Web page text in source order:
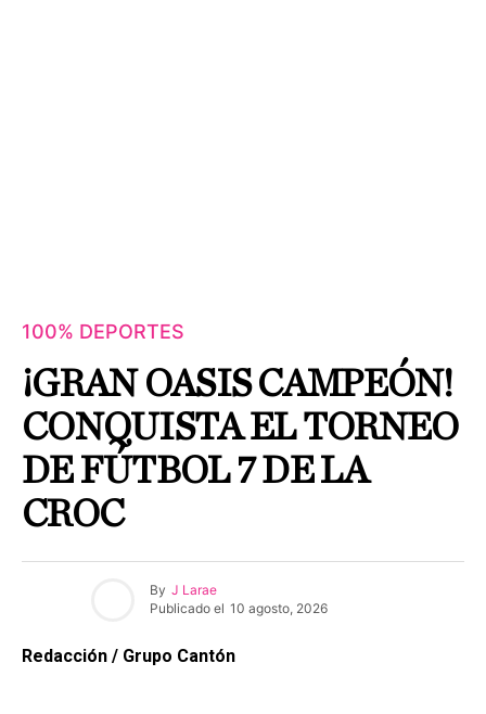
100% DEPORTES
¡GRAN OASIS CAMPEÓN!
CONQUISTA EL TORNEO
DE FÚTBOL 7 DE LA
CROC
By J Larae
Publicado el 10 agosto, 2026
Redacción / Grupo Cantón